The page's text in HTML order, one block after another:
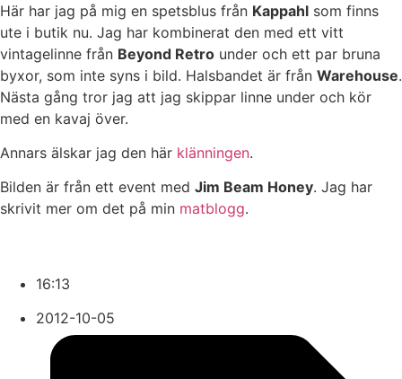
Här har jag på mig en spetsblus från Kappahl som finns
ute i butik nu. Jag har kombinerat den med ett vitt
vintagelinne från Beyond Retro under och ett par bruna
byxor, som inte syns i bild. Halsbandet är från Warehouse.
Nästa gång tror jag att jag skippar linne under och kör
med en kavaj över.
Annars älskar jag den här klänningen.
Bilden är från ett event med Jim Beam Honey. Jag har
skrivit mer om det på min matblogg.
16:13
2012-10-05